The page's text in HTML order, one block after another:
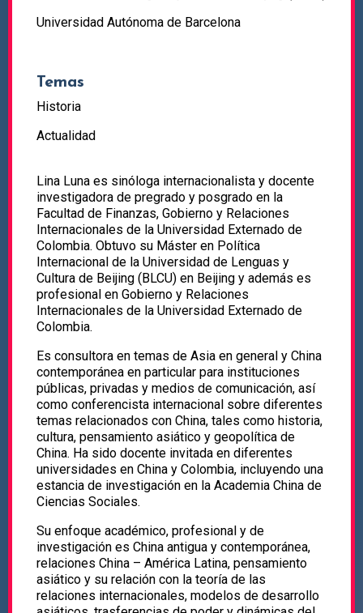
Universidad Autónoma de Barcelona
Temas
Historia
Actualidad
Lina Luna es sinóloga internacionalista y docente
investigadora de pregrado y posgrado en la
Facultad de Finanzas, Gobierno y Relaciones
Internacionales de la Universidad Externado de
Colombia. Obtuvo su Máster en Política
Internacional de la Universidad de Lenguas y
Cultura de Beijing (BLCU) en Beijing y además es
profesional en Gobierno y Relaciones
Internacionales de la Universidad Externado de
Colombia.
Es consultora en temas de Asia en general y China
contemporánea en particular para instituciones
públicas, privadas y medios de comunicación, así
como conferencista internacional sobre diferentes
temas relacionados con China, tales como historia,
cultura, pensamiento asiático y geopolítica de
China. Ha sido docente invitada en diferentes
universidades en China y Colombia, incluyendo una
estancia de investigación en la Academia China de
Ciencias Sociales.
Su enfoque académico, profesional y de
investigación es China antigua y contemporánea,
relaciones China – América Latina, pensamiento
asiático y su relación con la teoría de las
relaciones internacionales, modelos de desarrollo